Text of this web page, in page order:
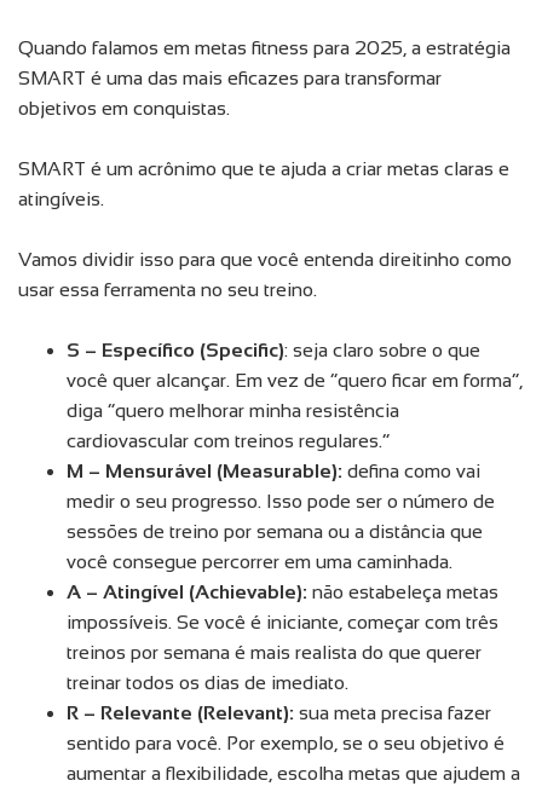
Quando falamos em metas fitness para 2025, a estratégia
SMART é uma das mais eficazes para transformar
objetivos em conquistas.
SMART é um acrônimo que te ajuda a criar metas claras e
atingíveis.
Vamos dividir isso para que você entenda direitinho como
usar essa ferramenta no seu treino.
S – Específico (Specific): seja claro sobre o que
você quer alcançar. Em vez de “quero ficar em forma”,
diga “quero melhorar minha resistência
cardiovascular com treinos regulares.”
M – Mensurável (Measurable): defina como vai
medir o seu progresso. Isso pode ser o número de
sessões de treino por semana ou a distância que
você consegue percorrer em uma caminhada.
A – Atingível (Achievable): não estabeleça metas
impossíveis. Se você é iniciante, começar com três
treinos por semana é mais realista do que querer
treinar todos os dias de imediato.
R – Relevante (Relevant): sua meta precisa fazer
sentido para você. Por exemplo, se o seu objetivo é
aumentar a flexibilidade, escolha metas que ajudem a